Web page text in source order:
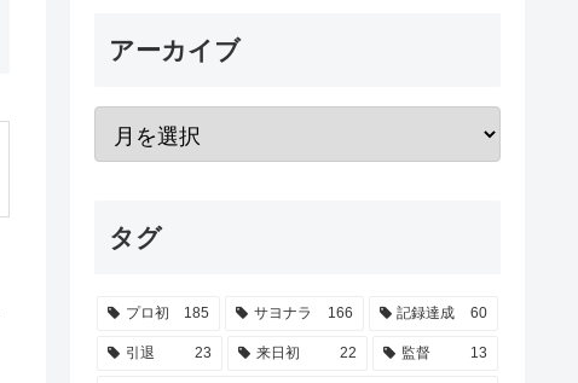
アーカイブ
タグ
プロ初 185 サヨナラ 166 記録達成 60
引退 23 来日初 22 監督 13